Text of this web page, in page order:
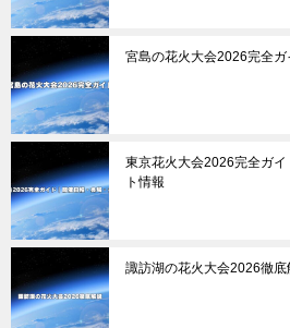
宮島の花火大会2026完全ガ
東京花火大会2026完全ガ
ト情報
諏訪湖の花火大会2026徹底